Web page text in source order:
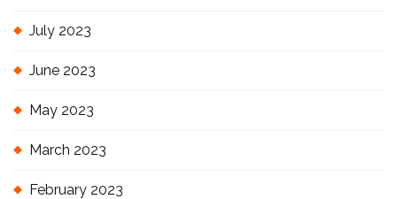
July 2023
June 2023
May 2023
March 2023
February 2023